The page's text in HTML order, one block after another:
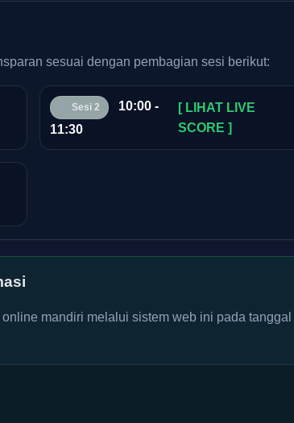
sesuai dengan pembagian sesi berikut:
Sesi 2
10:00 -
11:30
[ LIHAT LIVE
SCORE ]
mandiri melalui sistem web ini pada tanggal